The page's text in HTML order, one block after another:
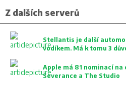
Z dalších serverů
Stellantis je další
vodíkem. Má k tomu 3
Apple má 81 nominací na
Severance a The Studio